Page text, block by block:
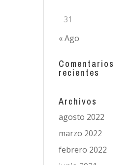
31
« Ago
Comentarios
recientes
Archivos
agosto 2022
marzo 2022
febrero 2022